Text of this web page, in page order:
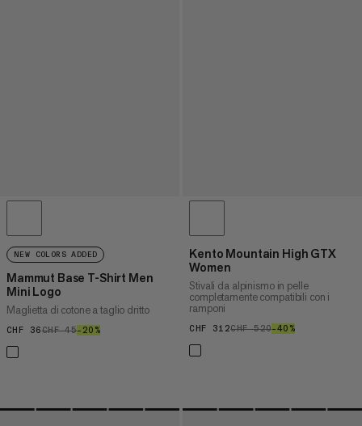
NEW COLORS ADDED
Mammut Base T-Shirt Men
Mini Logo
Maglietta di cotone a taglio dritto
CHF 36CHF 36
CHF 45CHF 45
–20%
Kento Mountain High GTX
Women
Stivali da alpinismo in pelle
completamente compatibili con i
ramponi
CHF 312CHF 312
CHF 520CHF 520
–40%